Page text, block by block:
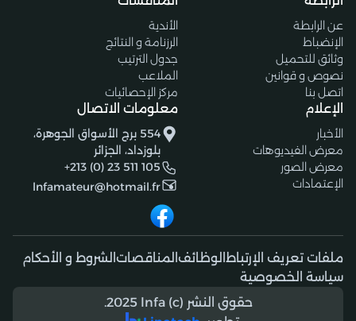
عن الرابطة
الإنضباط
وثائق للتحميل
نصوص و قوانين
اتصل بنا
الأندية
الرزنامة و النتائج
جدول الترتيب
الملاعب
مركز الإحصائيات
الإعلام
الأخبار
معرض الفيديوهات
معرض الصور
الإعتمادات
معلومات الاتصال
554 برج الأسواق الجوهرة،
بلوزداد، الجزائر
+213 (0) 23 511 105
lnfamateur@hotmail.fr
ملفات تعريف الإرتباط الوظائف المناقصات الشروط و الأحكام
سياسة الخصوصية
حقوق النشر (c) 2025 lnfa.